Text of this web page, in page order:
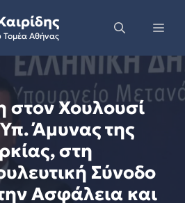
Τομέα Αθήνας
στον Χουλουσί
Άμυνας της
στη
Σύνοδο
Ασφάλεια και